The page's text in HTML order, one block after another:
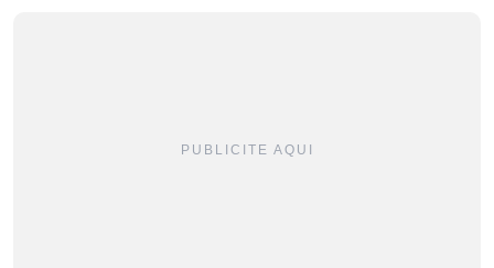
PUBLICITE AQUI